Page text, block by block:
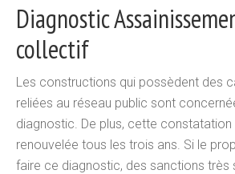
Diagnostic
collectif
Les constructions qui possèdent des
reliées au réseau public sont
diagnostic. De plus, cette
renouvelée tous les trois ans. Si le
faire ce diagnostic, des sanctions très